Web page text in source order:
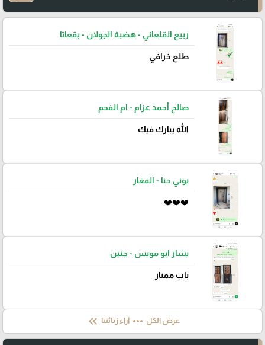
ربيع القلعاني - هضبة الجولان - بقعاثا
طلع خرافي
صالح أحمد عزام - ام الفحم
الله يبارك فيك
يوني حنا - المغار
❤️❤️❤️
يشار ابو مويس - جنين
باب ممتاز
عرض الكل more_horiz آراء زبائننا keyboard_double_arrow_left